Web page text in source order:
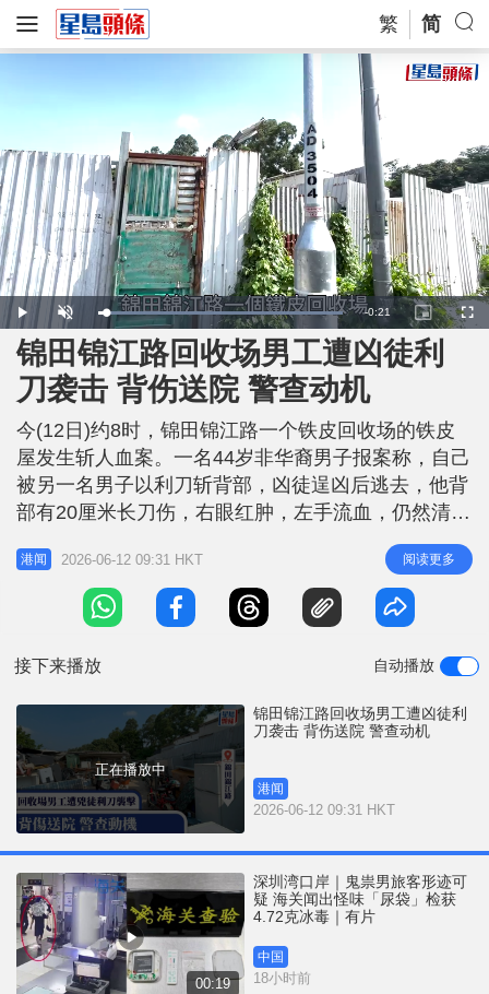
繁 简
P
l
a
y
U
n
m
u
t
e
L
o
d
e
d
:
1
0
.
0
%
R
e
i
n
i
e
-0:21
P
i
c
t
u
r
-
P
e
F
u
锦田锦江路回收场男工遭凶徒利
刀袭击 背伤送院 警查动机
今(12日)约8时，锦田锦江路一个铁皮回收场的铁皮
屋发生斩人血案。一名44岁非华裔男子报案称，自己
被另一名男子以利刀斩背部，凶徒逞凶后逃去，他背
部有20厘米长刀伤，右眼红肿，左手流血，仍然清
醒，其后被送院救治。警方列伤人案跟进调查。 据
了解，回收场内有多间铁皮屋，员工多为非华裔人
士。案发时事主与同乡在铁皮屋外闲聊，一名男子突
冲出并手持一把30厘米长利刀，袭击事主背部，并将
港闻 2026-06-12 09:31 HKT 阅读更多
接下来播放 自动播放
正在播放中
锦田锦江路回收场男工遭凶徒利
刀袭击 背伤送院 警查动机
港闻
2026-06-12 09:31 HKT
00:19
深圳湾口岸｜鬼祟男旅客形迹可
疑 海关闻出怪味「尿袋」检获
4.72克冰毒｜有片
中国
18小时前